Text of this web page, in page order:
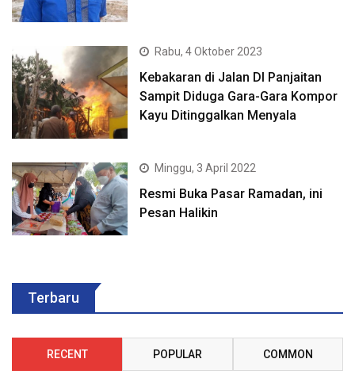
Rabu, 4 Oktober 2023
Kebakaran di Jalan DI Panjaitan
Sampit Diduga Gara-Gara Kompor
Kayu Ditinggalkan Menyala
Minggu, 3 April 2022
Resmi Buka Pasar Ramadan, ini
Pesan Halikin
Terbaru
RECENT POPULAR COMMON